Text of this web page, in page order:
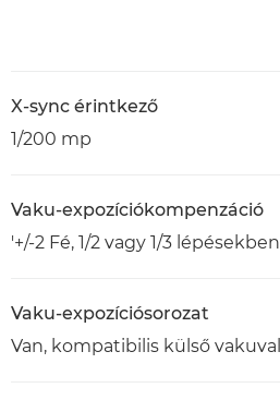
X-sync érintkező
1/200 mp
Vaku-expozíciókompenzáció
'+/-2 Fé, 1/2 vagy 1/3 lépésekben
Vaku-expozíciósorozat
Van, kompatibilis külső vakuval